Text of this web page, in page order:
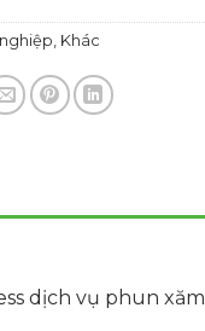
, Khác
dịch vụ phun xăm